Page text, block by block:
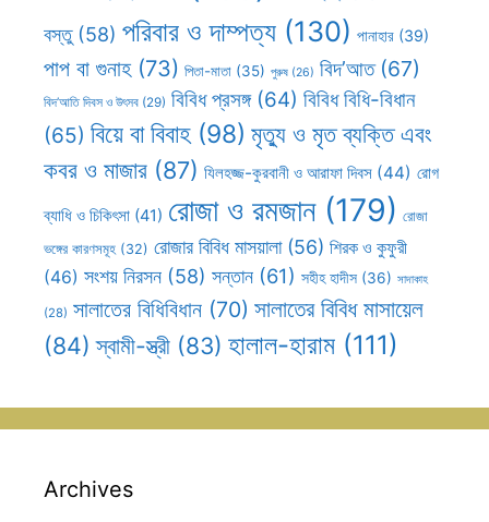
বস্তু(58) পরিবার ও দাম্পত্য (130) পানাহার (39)
পাপ বা গুনাহ(73) পিতা-মাতা (35) পুরুষ (26) বিদ’আত(67)
বিদ’আতি দিবস ও উৎসব (29) বিবিধ প্রসঙ্গ(64) বিবিধ বিধি-বিধান
(65) বিয়ে বা বিবাহ (98) মৃত্যু ও মৃত ব্যক্তি এবং
কবর ও মাজার (87) যিলহজ্জ-কুরবানী ও আরাফা দিবস (44) রোগ
ব্যাধি ও চিকিৎসা (41) রোজা ও রমজান(179) রোজা
ভঙ্গের কারণসমূহ (32) রোজার বিবিধ মাসয়ালা(56) শিরক ও কুফুরী
(46) সংশয় নিরসন (58) সন্তান (61) সহীহ হাদীস (36) সাদাকাহ
(28) সালাতের বিধিবিধান (70) সালাতের বিবিধ মাসায়েল
(84) স্বামী-স্ত্রী (83) হালাল-হারাম (111)
Archives